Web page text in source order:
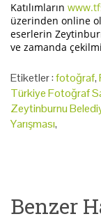
Katılımların
üzerinden online
eserlerin
ve zamanda
Etiketler :fotoğraf,
Türkiye Fotoğraf
Zeytinburnu
Yarışması,
Benzer